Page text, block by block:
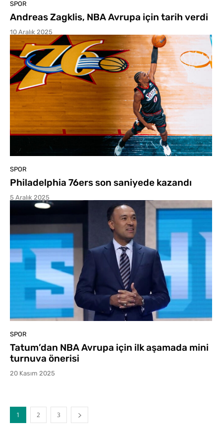
SPOR
Andreas Zagklis, NBA Avrupa için tarih verdi
10 Aralık 2025
SPOR
Philadelphia 76ers son saniyede kazandı
5 Aralık 2025
SPOR
Tatum’dan NBA Avrupa için ilk aşamada mini
turnuva önerisi
20 Kasım 2025
1 2 3